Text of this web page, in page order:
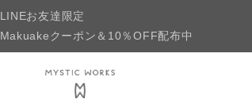
LINEお友達限定
Makuakeクーポン＆10％OFF配布中